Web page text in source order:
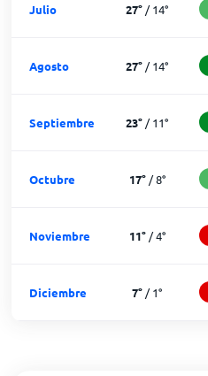
Julio 27° /14°
Agosto 27° /14°
Septiembre 23° /11°
Octubre 17°/8°
Noviembre 11°/4°
Diciembre 7° /1°